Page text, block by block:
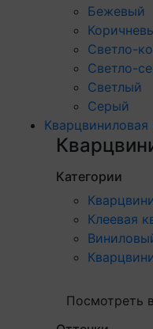
Бежевый
Светло-
Светло-
Светлый
Серый
Кварцвиниловая
Категории
Клеевая
Посмотреть